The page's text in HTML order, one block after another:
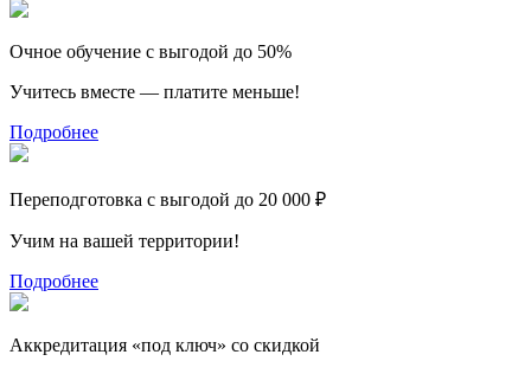
Очное обучение с выгодой до 50%
Учитесь вместе — платите меньше!
Подробнее
Переподготовка с выгодой до 20 000 ₽
Учим на вашей территории!
Подробнее
Аккредитация «под ключ» со скидкой